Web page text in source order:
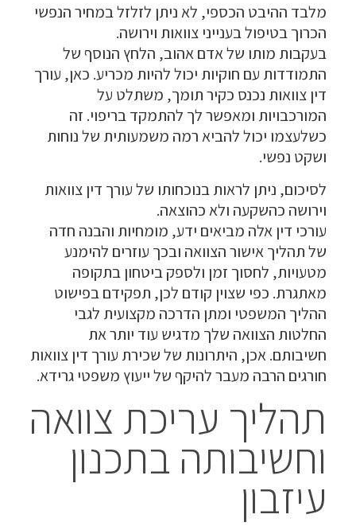
מלבד ההיבט הכספי, לא ניתן לזלזל במחיר הנפשי
הכרוך בטיפול בענייני צוואות וירושה.
בעקבות מותו של אדם אהוב, הלחץ הנוסף של
התמודדות עם חוקיות יכול להיות מכריע. כאן, עורך
דין צוואות נכנס כקיר תומך, משתלט על
המורכבויות ומאפשר לך להתמקד בריפוי. זה
כשלעצמו יכול להביא רמה משמעותית של נוחות
ושקט נפשי.
לסיכום, ניתן לראות בנוכחותו שלעורך דין צוואות
וירושה כהשקעה ולא כהוצאה.
עורכי דין אלה מביאים ידע, מומחיות והבנה חדה
של תהליך אישור הצוואה ובכך עוזרים להימנע
מטעויות, לחסוך זמן ולספק ביטחון בתקופה
מאתגרת. כפי שצוין קודם לכן, תפקידם בפישוט
ההליך המשפטי ומתן הדרכה מקצועית לגבי
החלטות הצוואה שלך מדגיש עוד יותר את
חשיבותם. אכן, היתרונות של שכירת עורך דין צוואות
חורגים הרבה מעבר להיקף של ייעוץ משפטי גרידא.
תהליך עריכת צוואה
וחשיבותה בתכנון
עיזבון